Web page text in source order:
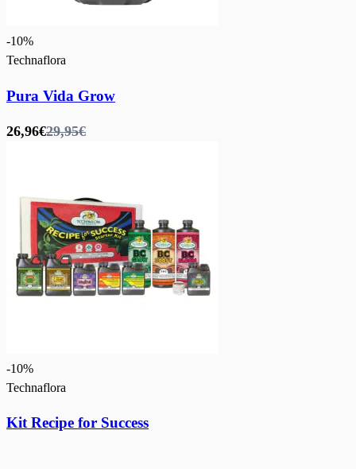
-10%
Technaflora
Pura Vida Grow
26,96€29,95€
-10%
Technaflora
Kit Recipe for Success